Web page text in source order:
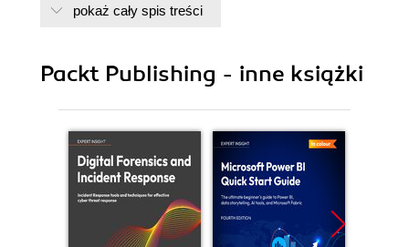
Reduction
8. Architecting for Reality: Moderation, Latency,
Marketing Engine
10. The Blueprint for Production-Ready AI
pokaż cały spis treści
Packt Publishing - inne książki